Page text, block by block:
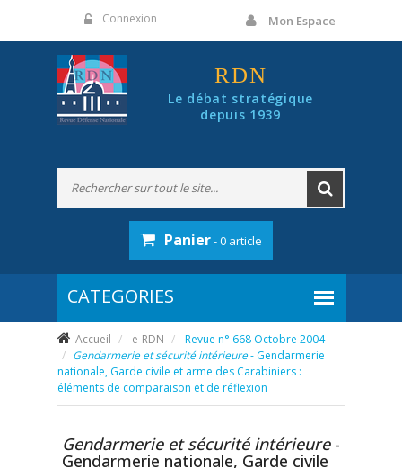
Connexion Mon Espace
RDN
Le débat stratégique
depuis 1939
Panier- 0 article
Accueil e-RDN
Revue n° 668 Octobre 2004
Gendarmerie et sécurité intérieure- Gendarmerie
nationale, Garde civile et arme des Carabiniers :
éléments de comparaison et de réflexion
Gendarmerie et sécurité intérieure-
Gendarmerie nationale, Garde civile